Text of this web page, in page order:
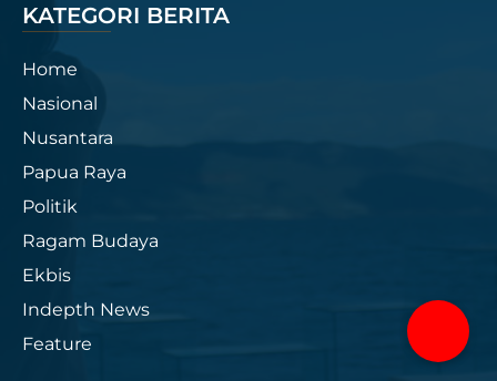
KATEGORI BERITA
Home
Nasional
Nusantara
Papua Raya
Politik
Ragam Budaya
Ekbis
Indepth News
Feature